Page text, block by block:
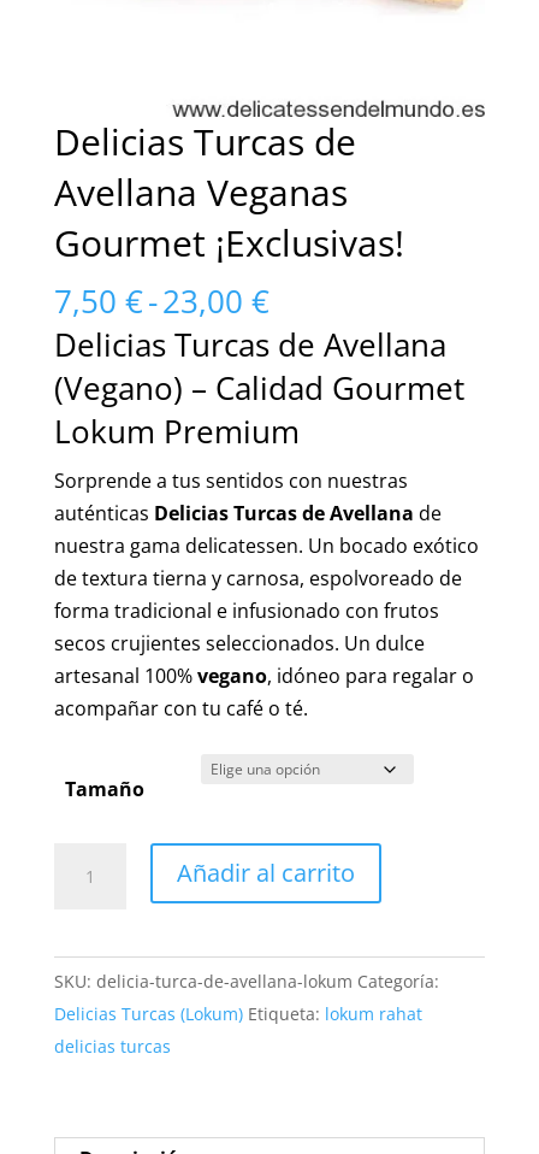
Delicias Turcas de
Avellana Veganas
Gourmet ¡Exclusivas!
7,50 €-23,00 €Rango
de
precios:
desde
7,50 €
23,00 €
Delicias Turcas de Avellana
(Vegano) – Calidad Gourmet
Lokum Premium
Sorprende a tus sentidos con nuestras
auténticas Delicias Turcas de Avellana de
nuestra gama delicatessen. Un bocado exótico
de textura tierna y carnosa, espolvoreado de
forma tradicional e infusionado con frutos
secos crujientes seleccionados. Un dulce
artesanal 100%vegano, idóneo para regalar o
acompañar con tu café o té.
Tamaño
Turcas
Avellana
Veganas
Gourmet
¡Exclusivas!
Añadir al carrito
SKU: delicia-turca-de-avellana-lokum Categoría:
Delicias Turcas (Lokum) Etiqueta: lokum rahat
delicias turcas